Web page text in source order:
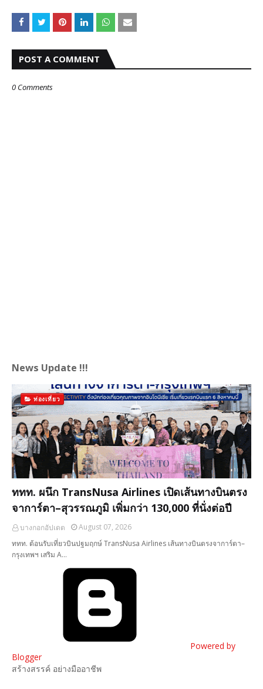
POST A COMMENT
0 Comments
News Update !!!
ท่องเที่ยว
ททท. ผนึก TransNusa Airlines เปิดเส้นทางบินตรง
จาการ์ตา–สุวรรณภูมิ เพิ่มกว่า 130,000 ที่นั่งต่อปี
บางกอกอัปเดต
August 07, 2026
ททท. ต้อนรับเที่ยวบินปฐมฤกษ์ TransNusa Airlines เส้นทางบินตรงจาการ์ตา–
กรุงเทพฯ เสริม A…
Powered by
Blogger
สร้างสรรค์ อย่างมืออาชีพ